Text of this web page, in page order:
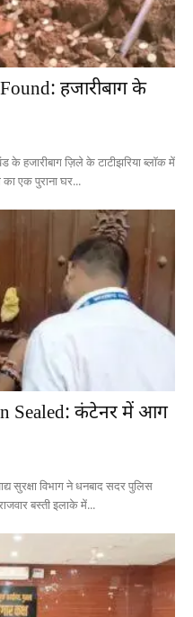
हजारीबाग के
ज़िले के टाटीझरिया ब्लॉक में
का एक पुराना घर...
Sealed: कंटेनर में आग
विभाग ने धनबाद सदर पुलिस
बस्ती इलाके में...